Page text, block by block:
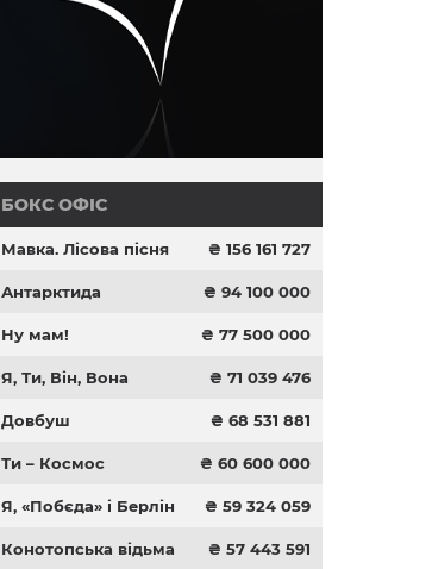
БОКС ОФІС
Мавка. Лісова пісня ₴ 156 161 727
Антарктида ₴ 94 100 000
Ну мам! ₴ 77 500 000
Я, Ти, Він, Вона ₴ 71 039 476
Довбуш ₴ 68 531 881
Ти – Космос ₴ 60 600 000
Я, «Побєда» і Берлін ₴ 59 324 059
Конотопська відьма ₴ 57 443 591